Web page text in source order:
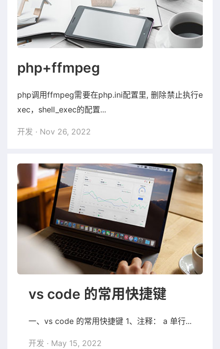
php+ffmpeg
php调用ffmpeg需要在php.ini配置里, 删除禁止执行e
xec，shell_exec的配置...
开发 · Nov 26, 2022
vs code 的常用快捷键
一、vs code 的常用快捷键 1、注释： a 单行...
开发 · May 15, 2022